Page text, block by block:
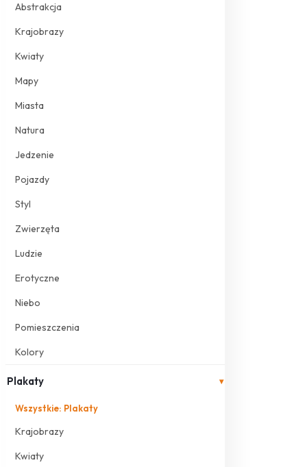
Abstrakcja
Krajobrazy
Kwiaty
Mapy
Miasta
Natura
Jedzenie
Pojazdy
Styl
Zwierzęta
Ludzie
Erotyczne
Niebo
Pomieszczenia
Kolory
Plakaty ▾
Wszystkie: Plakaty
Krajobrazy
Kwiaty